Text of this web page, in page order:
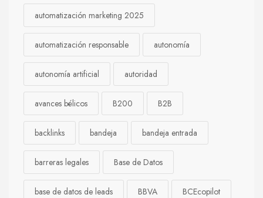
automatización marketing 2025
automatización responsable autonomía
autonomía artificial autoridad
avances bélicos B200 B2B
backlinks bandeja bandeja entrada
barreras legales Base de Datos
base de datos de leads BBVA BCEcopilot